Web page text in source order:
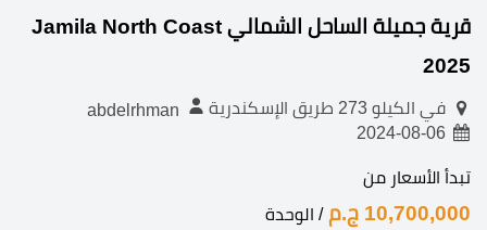
قرية جميلة الساحل الشمالي Jamila North Coast
2025
في الكيلو 273 طريق الإسكندرية
2024-08-06
تبدأ الأسعار من
10,700,000 ج.م / الوحدة